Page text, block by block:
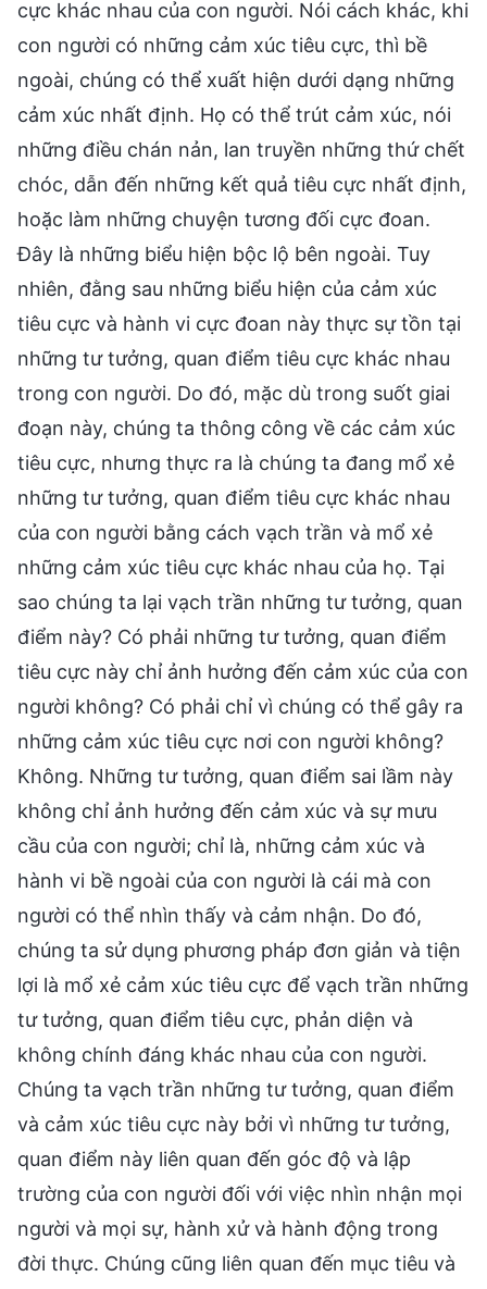
cực khác nhau của con người. Nói cách khác, khi
con người có những cảm xúc tiêu cực, thì bề
ngoài, chúng có thể xuất hiện dưới dạng những
cảm xúc nhất định. Họ có thể trút cảm xúc, nói
những điều chán nản, lan truyền những thứ chết
chóc, dẫn đến những kết quả tiêu cực nhất định,
hoặc làm những chuyện tương đối cực đoan.
Đây là những biểu hiện bộc lộ bên ngoài. Tuy
nhiên, đằng sau những biểu hiện của cảm xúc
tiêu cực và hành vi cực đoan này thực sự tồn tại
những tư tưởng, quan điểm tiêu cực khác nhau
trong con người. Do đó, mặc dù trong suốt giai
đoạn này, chúng ta thông công về các cảm xúc
tiêu cực, nhưng thực ra là chúng ta đang mổ xẻ
những tư tưởng, quan điểm tiêu cực khác nhau
của con người bằng cách vạch trần và mổ xẻ
những cảm xúc tiêu cực khác nhau của họ. Tại
sao chúng ta lại vạch trần những tư tưởng, quan
điểm này? Có phải những tư tưởng, quan điểm
tiêu cực này chỉ ảnh hưởng đến cảm xúc của con
người không? Có phải chỉ vì chúng có thể gây ra
những cảm xúc tiêu cực nơi con người không?
Không. Những tư tưởng, quan điểm sai lầm này
không chỉ ảnh hưởng đến cảm xúc và sự mưu
cầu của con người; chỉ là, những cảm xúc và
hành vi bề ngoài của con người là cái mà con
người có thể nhìn thấy và cảm nhận. Do đó,
chúng ta sử dụng phương pháp đơn giản và tiện
lợi là mổ xẻ cảm xúc tiêu cực để vạch trần những
tư tưởng, quan điểm tiêu cực, phản diện và
không chính đáng khác nhau của con người.
Chúng ta vạch trần những tư tưởng, quan điểm
và cảm xúc tiêu cực này bởi vì những tư tưởng,
quan điểm này liên quan đến góc độ và lập
trường của con người đối với việc nhìn nhận mọi
người và mọi sự, hành xử và hành động trong
đời thực. Chúng cũng liên quan đến mục tiêu và